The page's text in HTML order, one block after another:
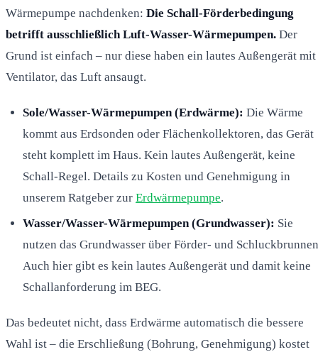
Wärmepumpe nachdenken: Die Schall-Förderbedingung
betrifft ausschließlich Luft-Wasser-Wärmepumpen. Der
Grund ist einfach – nur diese haben ein lautes Außengerät mit
Ventilator, das Luft ansaugt.
Sole/Wasser-Wärmepumpen (Erdwärme): Die Wärme
kommt aus Erdsonden oder Flächenkollektoren, das Gerät
steht komplett im Haus. Kein lautes Außengerät, keine
Schall-Regel. Details zu Kosten und Genehmigung in
unserem Ratgeber zur Erdwärmepumpe.
Wasser/Wasser-Wärmepumpen (Grundwasser): Sie
nutzen das Grundwasser über Förder- und
Auch hier gibt es kein lautes Außengerät und damit keine
Schallanforderung im BEG.
Das bedeutet nicht, dass Erdwärme automatisch die bessere
Wahl ist – die Erschließung (Bohrung, Genehmigung) kostet